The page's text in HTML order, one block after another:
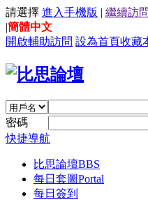
請選擇 進入手機版 | 繼續訪
|簡體中文
開啟輔助訪問 設為首頁收藏
密碼
快捷導航
比思論壇BBS
每日套圖Portal
每日簽到